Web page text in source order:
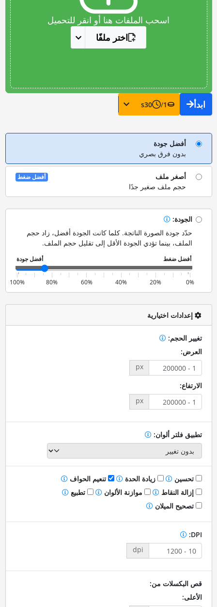
اسحب الملفات هنا أو انقر للتحميل
اختر ملفًا
ابدأ 1
/
30
s
أفضل جودة
بدون فرق بصري
أصغر ملف
حجم ملف صغير جدًا
أفضل ضغط
الجودة:
حدّد جودة الصورة الناتجة. كلما كانت الجودة أفضل، زاد حجم
الملف، بينما تؤدي الجودة الأقل إلى تقليل حجم الملف.
0%
20%
40%
60%
80%
100%
إعدادات اختيارية
تغيير الحجم:
العرض:
px
الارتفاع:
px
تطبيق فلتر ألوان:
تحسين زيادة الحدة
تنعيم الحواف
إزالة النقاط
موازنة الألوان
تطبيع
تصحيح الميلان
DPI:
dpi
قص البكسلات من:
الأعلى: